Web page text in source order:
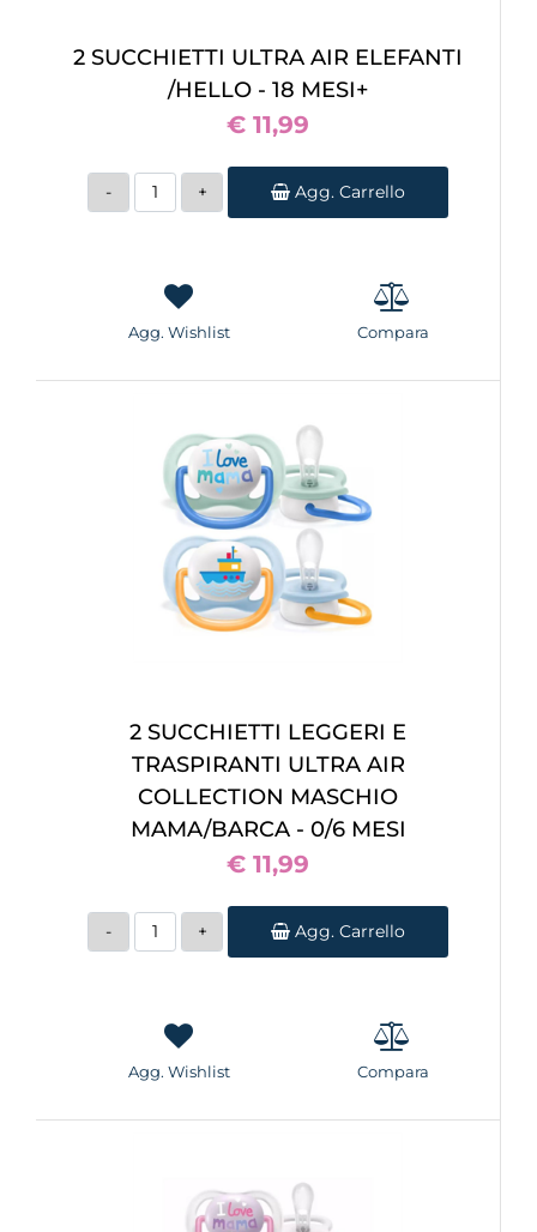
2 SUCCHIETTI ULTRA AIR ELEFANTI
/HELLO - 18 MESI+
€ 11,99
Quantità
Agg. Carrello
Agg. Wishlist Compara
2 SUCCHIETTI LEGGERI E
TRASPIRANTI ULTRA AIR
COLLECTION MASCHIO
MAMA/BARCA - 0/6 MESI
€ 11,99
Quantità
Agg. Carrello
Agg. Wishlist Compara